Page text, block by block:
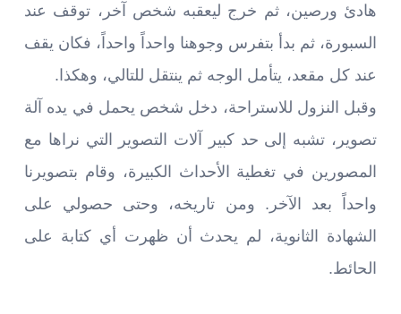
هادئ ورصين، ثم خرج ليعقبه شخص آخر، توقف عند
السبورة، ثم بدأ بتفرس وجوهنا واحداً واحداً، فكان يقف
عند كل مقعد، يتأمل الوجه ثم ينتقل للتالي، وهكذا.
وقبل النزول للاستراحة، دخل شخص يحمل في يده آلة
تصوير، تشبه إلى حد كبير آلات التصوير التي نراها مع
المصورين في تغطية الأحداث الكبيرة، وقام بتصويرنا
واحداً بعد الآخر. ومن تاريخه، وحتى حصولي على
الشهادة الثانوية، لم يحدث أن ظهرت أي كتابة على
الحائط.